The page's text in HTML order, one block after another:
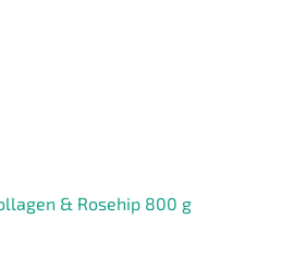
& Rosehip 800 g